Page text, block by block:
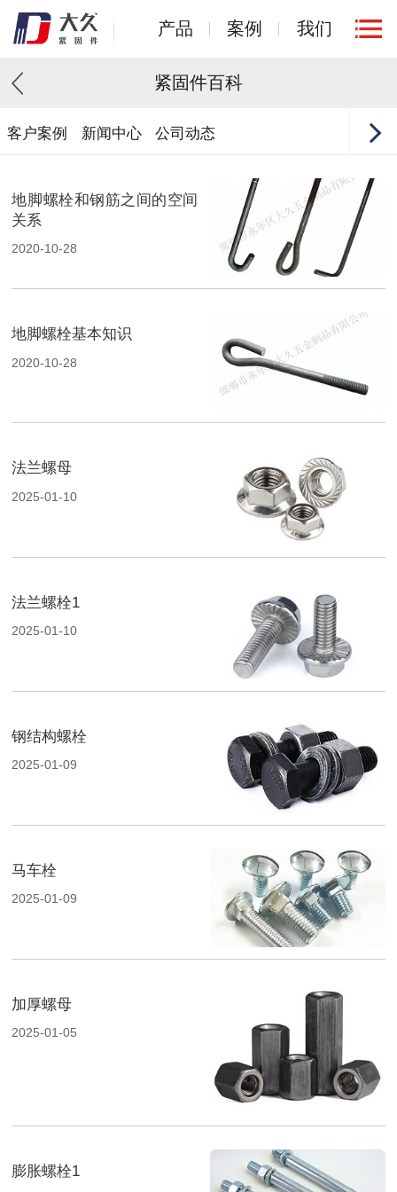
产品 案例 我们
紧固件百科
客户案例 新闻中心 公司动态
地脚螺栓和钢筋之间的空间
关系
2020-10-28
地脚螺栓基本知识
2020-10-28
法兰螺母
2025-01-10
法兰螺栓1
2025-01-10
钢结构螺栓
2025-01-09
马车栓
2025-01-09
加厚螺母
2025-01-05
膨胀螺栓1